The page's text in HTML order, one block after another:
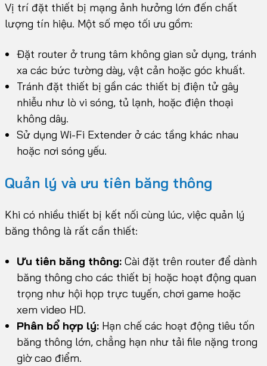
Vị trí đặt thiết bị mạng ảnh hưởng lớn đến chất
lượng tín hiệu. Một số mẹo tối ưu gồm:
Đặt router ở trung tâm không gian sử dụng, tránh
xa các bức tường dày, vật cản hoặc góc khuất.
Tránh đặt thiết bị gần các thiết bị điện tử gây
nhiễu như lò vi sóng, tủ lạnh, hoặc điện thoại
không dây.
Sử dụng Wi-Fi Extender ở các tầng khác nhau
hoặc nơi sóng yếu.
Quản lý và ưu tiên băng thông
Khi có nhiều thiết bị kết nối cùng lúc, việc quản lý
băng thông là rất cần thiết:
Ưu tiên băng thông: Cài đặt trên router để dành
băng thông cho các thiết bị hoặc hoạt động quan
trọng như hội họp trực tuyến, chơi game hoặc
xem video HD.
Phân bổ hợp lý: Hạn chế các hoạt động tiêu tốn
băng thông lớn, chẳng hạn như tải file nặng trong
giờ cao điểm.